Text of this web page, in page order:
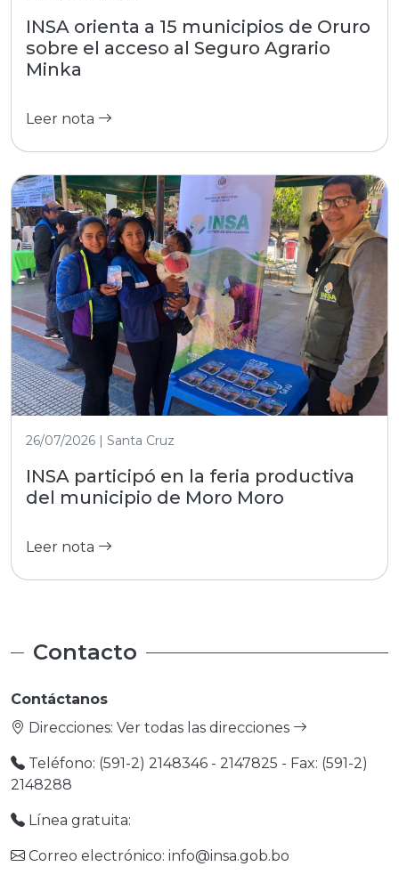
INSA orienta a 15 municipios de Oruro
sobre el acceso al Seguro Agrario
Minka
Leer nota
26/07/2026 | Santa Cruz
INSA participó en la feria productiva
del municipio de Moro Moro
Leer nota
Contacto
Contáctanos
Direcciones: Ver todas las direcciones
Teléfono: (591-2) 2148346 - 2147825 - Fax: (591-2)
2148288
Línea gratuita:
Correo electrónico: info@insa.gob.bo